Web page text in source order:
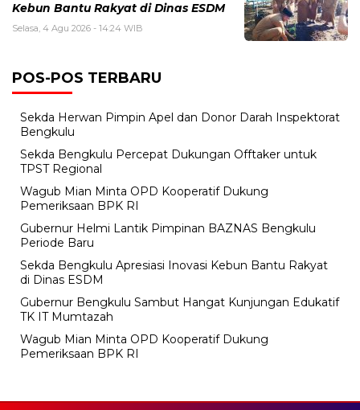
Kebun Bantu Rakyat di Dinas ESDM
Selasa, 4 Agu 2026 - 14:24 WIB
POS-POS TERBARU
Sekda Herwan Pimpin Apel dan Donor Darah Inspektorat
Bengkulu
Sekda Bengkulu Percepat Dukungan Offtaker untuk
TPST Regional
Wagub Mian Minta OPD Kooperatif Dukung
Pemeriksaan BPK RI
Gubernur Helmi Lantik Pimpinan BAZNAS Bengkulu
Periode Baru
Sekda Bengkulu Apresiasi Inovasi Kebun Bantu Rakyat
di Dinas ESDM
Gubernur Bengkulu Sambut Hangat Kunjungan Edukatif
TK IT Mumtazah
Wagub Mian Minta OPD Kooperatif Dukung
Pemeriksaan BPK RI